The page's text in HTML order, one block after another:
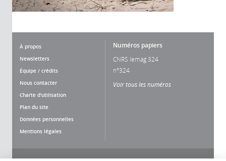
À propos
Newsletters
Équipe / crédits
Nous contacter
Charte d'utilisation
Plan du site
Données personnelles
Mentions légales
Numéros papiers
CNRS lemag 324
n°324
Voir tous les numéros